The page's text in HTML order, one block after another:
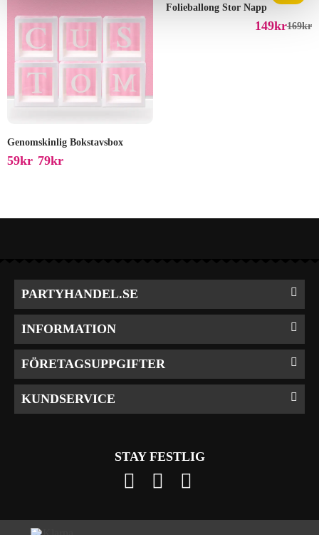
Genomskinlig Bokstavsbox
59Kr 79Kr
Folieballong Stor Napp
169Kr
149Kr
PARTYHANDEL.SE
INFORMATION
FÖRETAGSUPPGIFTER
KUNDSERVICE
STAY FESTLIG